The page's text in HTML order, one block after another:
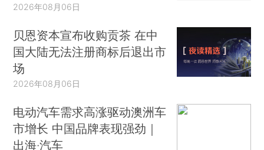
2026年08月06日
贝恩资本宣布收购贡茶 在中
国大陆无法注册商标后退出市
场
2026年08月06日
电动汽车需求高涨驱动澳洲车
市增长 中国品牌表现强劲｜
出海·汽车